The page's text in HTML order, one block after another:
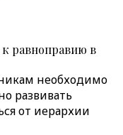
к равноправию в
необходимо
развивать
от иерархии